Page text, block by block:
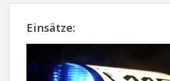
Einsätze: